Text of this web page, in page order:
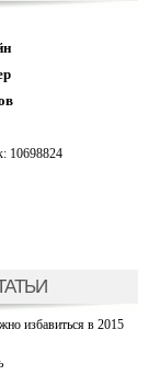
10698824
избавиться в 2015